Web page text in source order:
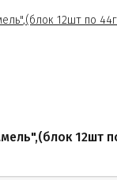
12шт